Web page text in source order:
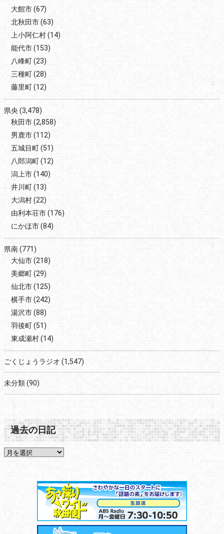
大館市(67)
北秋田市(63)
上小阿仁村(14)
能代市(153)
八峰町(23)
三種町(28)
藤里町(12)
県央(3,478)
秋田市(2,858)
男鹿市(112)
五城目町(51)
八郎潟町(12)
潟上市(140)
井川町(13)
大潟村(22)
由利本荘市(176)
にかほ市(84)
県南(771)
大仙市(218)
美郷町(29)
仙北市(125)
横手市(242)
湯沢市(88)
羽後町(51)
東成瀬村(14)
ごくじょうラジオ (1,547)
未分類(90)
過去の日記